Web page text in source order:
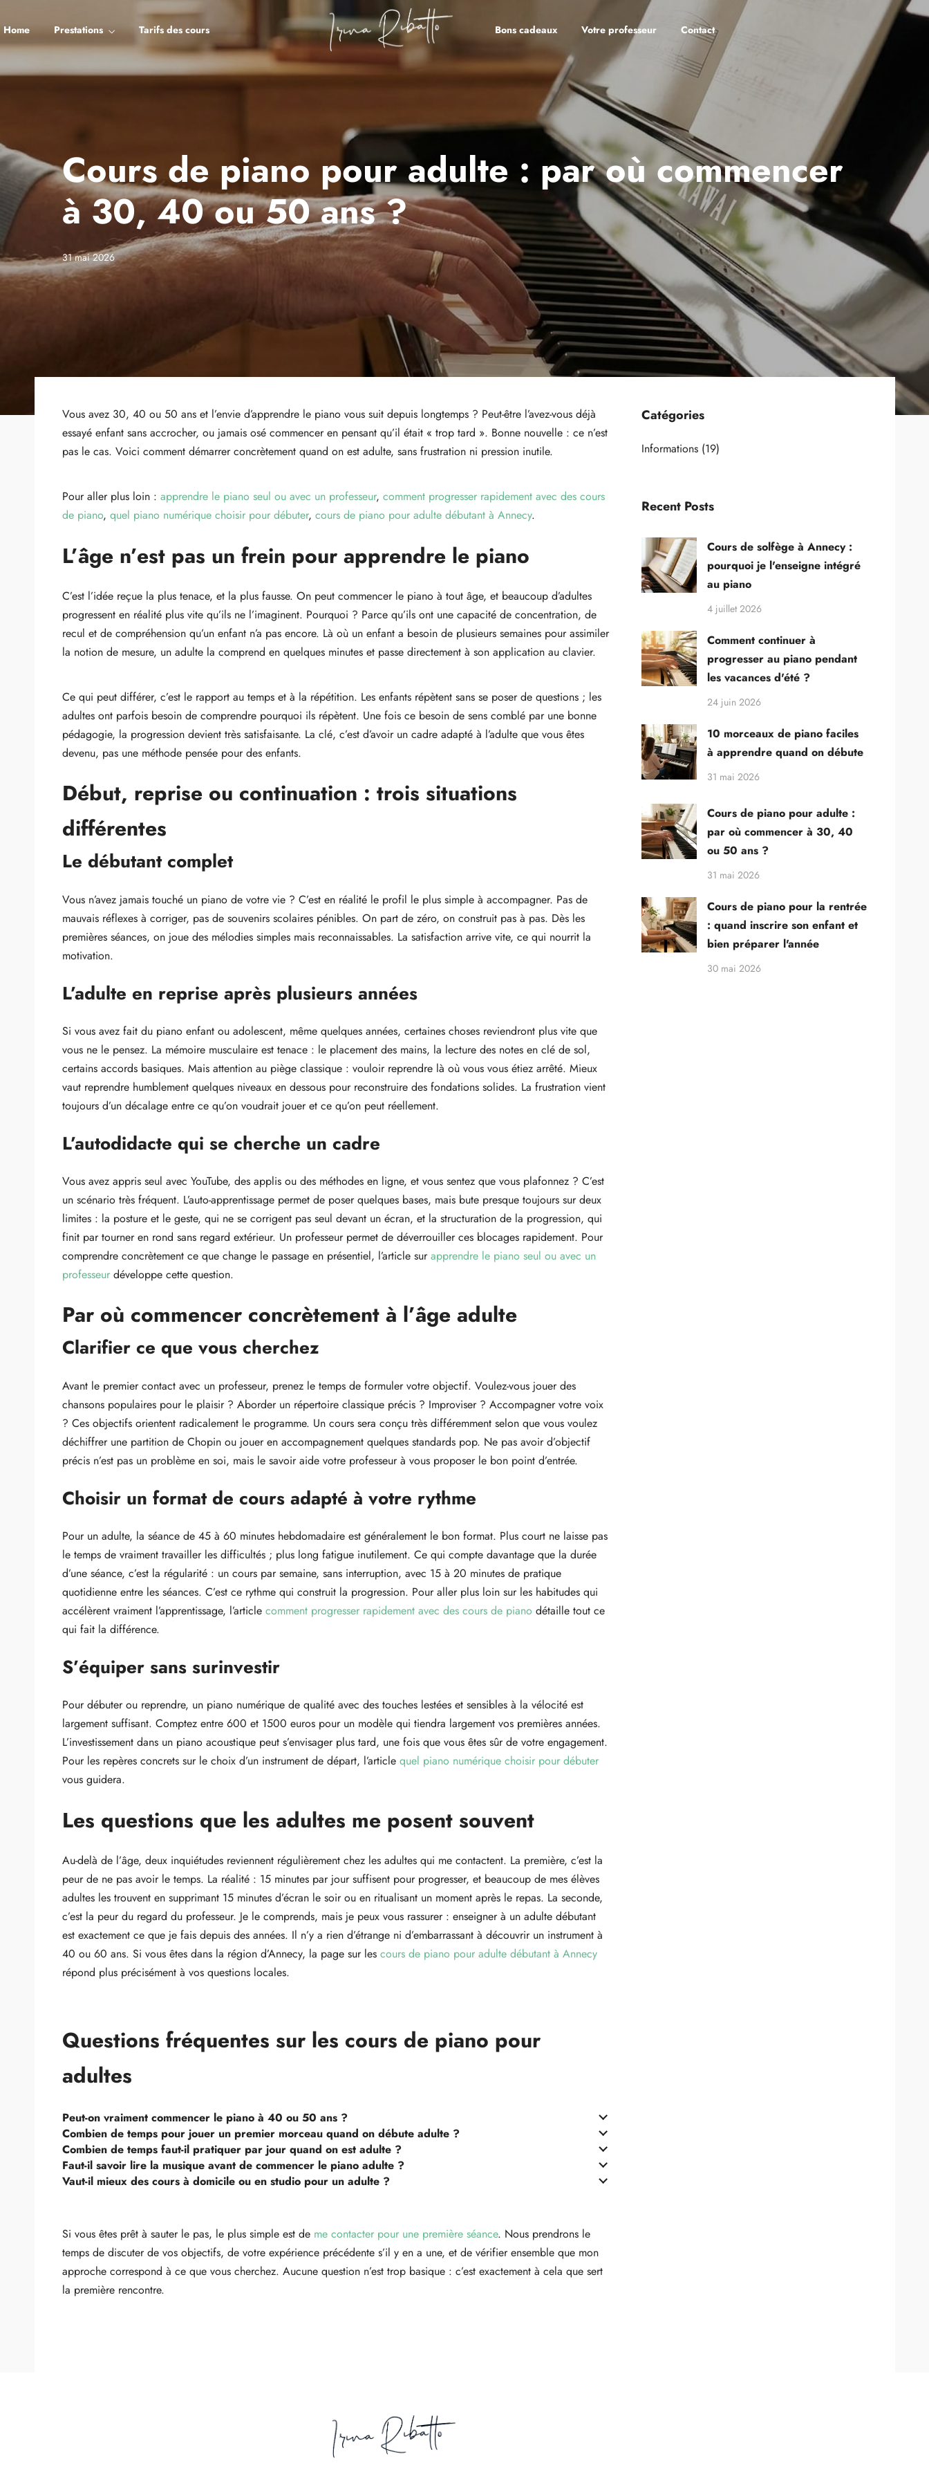
Home Prestations Tarifs des cours Bons cadeaux Votre professeur Contact
Cours de piano pour adulte : par où commencer
à 30, 40 ou 50 ans ?
31 mai 2026
Vous avez 30, 40 ou 50 ans et l’envie d’apprendre le piano vous suit depuis longtemps ? Peut-être l’avez-vous déjà
essayé enfant sans accrocher, ou jamais osé commencer en pensant qu’il était « trop tard ». Bonne nouvelle : ce n’est
pas le cas. Voici comment démarrer concrètement quand on est adulte, sans frustration ni pression inutile.
Pour aller plus loin : apprendre le piano seul ou avec un professeur, comment progresser rapidement avec des cours
de piano, quel piano numérique choisir pour débuter, cours de piano pour adulte débutant à Annecy.
L’âge n’est pas un frein pour apprendre le piano
C’est l’idée reçue la plus tenace, et la plus fausse. On peut commencer le piano à tout âge, et beaucoup d’adultes
progressent en réalité plus vite qu’ils ne l’imaginent. Pourquoi ? Parce qu’ils ont une capacité de concentration, de
recul et de compréhension qu’un enfant n’a pas encore. Là où un enfant a besoin de plusieurs semaines pour assimiler
la notion de mesure, un adulte la comprend en quelques minutes et passe directement à son application au clavier.
Ce qui peut différer, c’est le rapport au temps et à la répétition. Les enfants répètent sans se poser de questions ; les
adultes ont parfois besoin de comprendre pourquoi ils répètent. Une fois ce besoin de sens comblé par une bonne
pédagogie, la progression devient très satisfaisante. La clé, c’est d’avoir un cadre adapté à l’adulte que vous êtes
devenu, pas une méthode pensée pour des enfants.
Début, reprise ou continuation : trois situations
différentes
Le débutant complet
Vous n’avez jamais touché un piano de votre vie ? C’est en réalité le profil le plus simple à accompagner. Pas de
mauvais réflexes à corriger, pas de souvenirs scolaires pénibles. On part de zéro, on construit pas à pas. Dès les
premières séances, on joue des mélodies simples mais reconnaissables. La satisfaction arrive vite, ce qui nourrit la
motivation.
L’adulte en reprise après plusieurs années
Si vous avez fait du piano enfant ou adolescent, même quelques années, certaines choses reviendront plus vite que
vous ne le pensez. La mémoire musculaire est tenace : le placement des mains, la lecture des notes en clé de sol,
certains accords basiques. Mais attention au piège classique : vouloir reprendre là où vous vous étiez arrêté. Mieux
vaut reprendre humblement quelques niveaux en dessous pour reconstruire des fondations solides. La frustration vient
toujours d’un décalage entre ce qu’on voudrait jouer et ce qu’on peut réellement.
L’autodidacte qui se cherche un cadre
Vous avez appris seul avec YouTube, des applis ou des méthodes en ligne, et vous sentez que vous plafonnez ? C’est
un scénario très fréquent. L’auto-apprentissage permet de poser quelques bases, mais bute presque toujours sur deux
limites : la posture et le geste, qui ne se corrigent pas seul devant un écran, et la structuration de la progression, qui
finit par tourner en rond sans regard extérieur. Un professeur permet de déverrouiller ces blocages rapidement. Pour
comprendre concrètement ce que change le passage en présentiel, l’article surapprendre le piano seul ou avec un
professeurdéveloppe cette question.
Par où commencer concrètement à l’âge adulte
Clarifier ce que vous cherchez
Avant le premier contact avec un professeur, prenez le temps de formuler votre objectif. Voulez-vous jouer des
chansons populaires pour le plaisir ? Aborder un répertoire classique précis ? Improviser ? Accompagner votre voix
? Ces objectifs orientent radicalement le programme. Un cours sera conçu très différemment selon que vous voulez
déchiffrer une partition de Chopin ou jouer en accompagnement quelques standards pop. Ne pas avoir d’objectif
précis n’est pas un problème en soi, mais le savoir aide votre professeur à vous proposer le bon point d’entrée.
Choisir un format de cours adapté à votre rythme
Pour un adulte, la séance de 45 à 60 minutes hebdomadaire est généralement le bon format. Plus court ne laisse pas
le temps de vraiment travailler les difficultés ; plus long fatigue inutilement. Ce qui compte davantage que la durée
d’une séance, c’est la régularité : un cours par semaine, sans interruption, avec 15 à 20 minutes de pratique
quotidienne entre les séances. C’est ce rythme qui construit la progression. Pour aller plus loin sur les habitudes qui
accélèrent vraiment l’apprentissage, l’article comment progresser rapidement avec des cours de piano détaille tout ce
qui fait la différence.
S’équiper sans surinvestir
Pour débuter ou reprendre, un piano numérique de qualité avec des touches lestées et sensibles à la vélocité est
largement suffisant. Comptez entre 600 et 1500 euros pour un modèle qui tiendra largement vos premières années.
L’investissement dans un piano acoustique peut s’envisager plus tard, une fois que vous êtes sûr de votre engagement.
Pour les repères concrets sur le choix d’un instrument de départ, l’article quel piano numérique choisir pour débuter
vous guidera.
Les questions que les adultes me posent souvent
Au-delà de l’âge, deux inquiétudes reviennent régulièrement chez les adultes qui me contactent. La première, c’est la
peur de ne pas avoir le temps. La réalité : 15 minutes par jour suffisent pour progresser, et beaucoup de mes élèves
adultes les trouvent en supprimant 15 minutes d’écran le soir ou en ritualisant un moment après le repas. La seconde,
c’est la peur du regard du professeur. Je le comprends, mais je peux vous rassurer : enseigner à un adulte débutant
est exactement ce que je fais depuis des années. Il n’y a rien d’étrange ni d’embarrassant à découvrir un instrument à
40 ou 60 ans. Si vous êtes dans la région d’Annecy, la page sur les cours de piano pour adulte débutant à Annecy
répond plus précisément à vos questions locales.
Questions fréquentes sur les cours de piano pour
adultes
Peut-on vraiment commencer le piano à 40 ou 50 ans ?
Combien de temps pour jouer un premier morceau quand on débute adulte ?
Combien de temps faut-il pratiquer par jour quand on est adulte ?
Faut-il savoir lire la musique avant de commencer le piano adulte ?
Vaut-il mieux des cours à domicile ou en studio pour un adulte ?
Si vous êtes prêt à sauter le pas, le plus simple est de me contacter pour une première séance. Nous prendrons le
temps de discuter de vos objectifs, de votre expérience précédente s’il y en a une, et de vérifier ensemble que mon
approche correspond à ce que vous cherchez. Aucune question n’est trop basique : c’est exactement à cela que sert
la première rencontre.
Catégories
Informations (19)
Recent Posts
Cours de solfège à Annecy :
pourquoi je l'enseigne intégré
au piano
4 juillet 2026
Comment continuer à
progresser au piano pendant
les vacances d'été ?
24 juin 2026
10 morceaux de piano faciles
à apprendre quand on débute
31 mai 2026
Cours de piano pour adulte :
par où commencer à 30, 40
ou 50 ans ?
31 mai 2026
Cours de piano pour la rentrée
: quand inscrire son enfant et
bien préparer l'année
30 mai 2026